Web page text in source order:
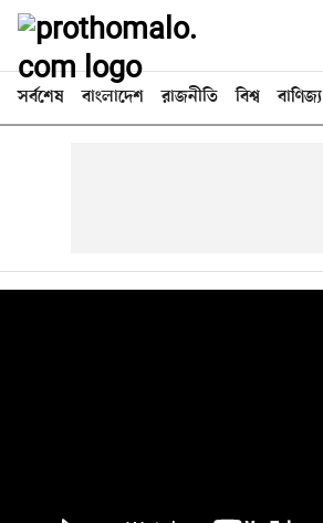
সর্বশেষ বাংলাদেশ রাজনীতি বিশ্ব বাণিজ্য